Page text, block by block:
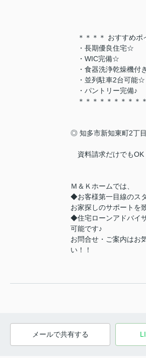
＊＊＊＊ おすすめポ
・長期優良住宅☆
・WIC完備☆
・食器洗浄乾燥機付
・並列駐車2台可能☆
・パントリー完備♪
＊＊＊＊＊＊＊＊＊
◎ 知多市新知東町2
資料請求だけでもOK
Ｍ＆Ｋホームでは、
◆お客様第一目線のス
お家探しのサポートを
◆住宅ローンアドバイ
可能です♪
お問合せ・ご案内はお
い！！
メールで共有する